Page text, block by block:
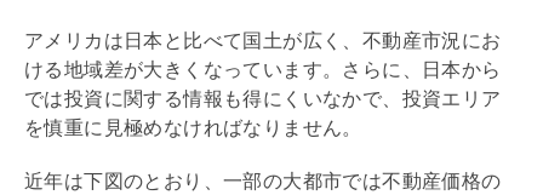
アメリカは日本と比べて国土が広く、不動産市況にお
ける地域差が大きくなっています。さらに、日本から
では投資に関する情報も得にくいなかで、投資エリア
を慎重に見極めなければなりません。
近年は下図のとおり、一部の大都市では不動産価格の